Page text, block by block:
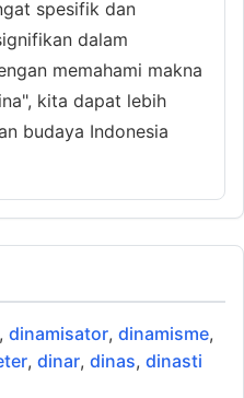
spesifik dan
dalam
memahami makna
kita dapat lebih
budaya Indonesia
, dinamisator, dinamisme,
, dinar, dinas, dinasti